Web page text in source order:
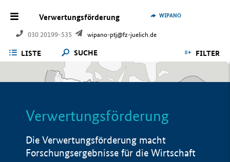
Verwertungsförderung
030 20199-535 wipano-ptj@fz-juelich.de
WIPANO
LISTE SUCHE FILTER
Verwertungsförderung
Die Verwertungsförderung macht
Forschungsergebnisse für die Wirtschaft